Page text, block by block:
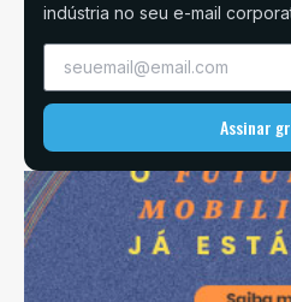
indústria no seu e-mail
Assinar